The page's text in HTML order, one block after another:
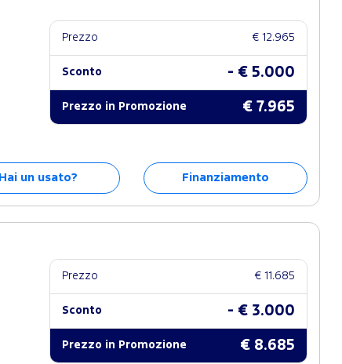
Prezzo € 12.965
Sconto - € 5.000
Prezzo in Promozione € 7.965
Hai un usato? Finanziamento
Prezzo € 11.685
Sconto - € 3.000
Prezzo in Promozione € 8.685